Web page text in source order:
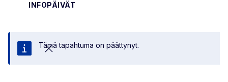
INFOPÄIVÄT
Sulje
Tämä tapahtuma on päättynyt.